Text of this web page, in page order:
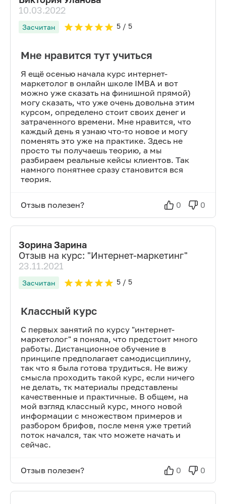
10.03.2022
Засчитан 5/ 5
Мне нравится тут учиться
Я ещё осенью начала курс интернет-
маркетолог в онлайн школе IMBA и вот
можно уже сказать на финишной прямой)
могу сказать, что уже очень довольна этим
курсом, определено стоит своих денег и
затраченного времени. Мне нравится, что
каждый день я узнаю что-то новое и могу
поменять это уже на практике. Здесь не
просто ты получаешь теорию, а мы
разбираем реальные кейсы клиентов. Так
намного понятнее сразу становится вся
теория.
Отзыв полезен? 0 0
Зорина Зарина
Отзыв на курс: "Интернет-маркетинг"
23.11.2021
Засчитан 5/ 5
Классный курс
С первых занятий по курсу "интернет-
маркетолог" я поняла, что предстоит много
работы. Дистанционное обучение в
принципе предполагает самодисциплину,
так что я была готова трудиться. Не вижу
смысла проходить такой курс, если ничего
не делать, тк материалы представлены
качественные и практичные. В общем, на
мой взгляд классный курс, много новой
информации с множеством примеров и
разбором брифов, после меня уже третий
поток начался, так что можете начать и
сейчас.
Отзыв полезен? 0 0